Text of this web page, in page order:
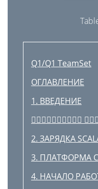
Q1/Q1 TeamSet
ОГЛАВЛЕНИЕ
1. ВВЕДЕНИЕ

2. ЗАРЯДКА
3. ПЛАТФОРМА
4. НАЧАЛО